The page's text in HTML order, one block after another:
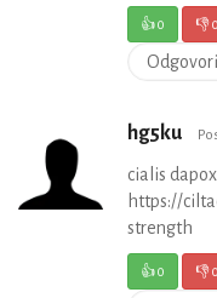
👍0 👎0
hg5ku
cialis
https://
strength
👍0 👎0